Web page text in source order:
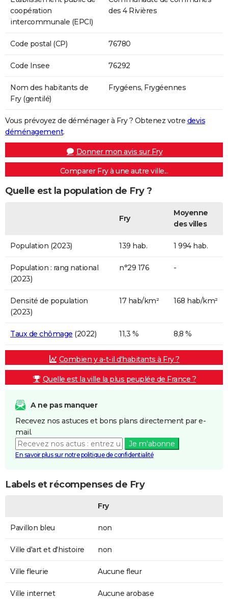
coopération
intercommunale (EPCI)
des 4 Rivières
Code postal (CP) 76780
Code Insee 76292
Nom des habitants de
Fry (gentilé)
Frygéens, Frygéennes
Vous prévoyez de déménager à Fry ? Obtenez votre devis
déménagement.
Donner mon avis sur Fry
Comparer Fry à une autre ville...
Quelle est la population de Fry ?
Fry
Moyenne
des villes
Population (2023) 139 hab. 1 994 hab.
Population : rang national
(2023)
n°29 176 -
Densité de population
(2023)
17 hab/km² 168 hab/km²
Taux de chômage (2022) 11,3 % 8,8 %
Combien y a-t-il d'habitants à Fry ?
Quelle est la ville la plus peuplée de France ?
A ne pas manquer
Recevez nos astuces et bons plans directement par e-
mail.
Je m'abonne
En savoir plus sur notre politique de confidentialité
Labels et récompenses de Fry
Fry
Pavillon bleu non
Ville d'art et d'histoire non
Ville fleurie Aucune fleur
Ville internet Aucune arobase